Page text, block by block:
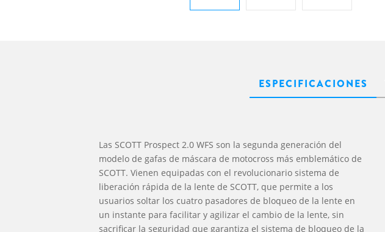
ESPECIFICACIONES
Las SCOTT Prospect 2.0 WFS son la segunda generación del
modelo de gafas de máscara de motocross más emblemático de
SCOTT. Vienen equipadas con el revolucionario sistema de
liberación rápida de la lente de SCOTT, que permite a los
usuarios soltar los cuatro pasadores de bloqueo de la lente en
un instante para facilitar y agilizar el cambio de la lente, sin
sacrificar la seguridad que garantiza el sistema de bloqueo de la